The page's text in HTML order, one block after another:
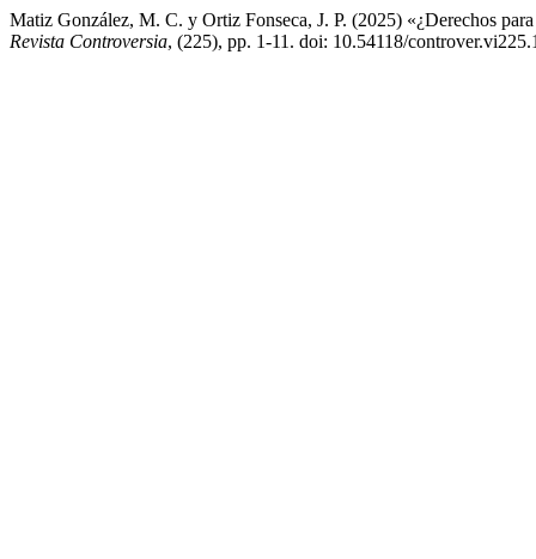
Matiz González, M. C. y Ortiz Fonseca, J. P. (2025) «¿Derechos
Revista Controversia, (225), pp. 1-11. doi: 10.54118/